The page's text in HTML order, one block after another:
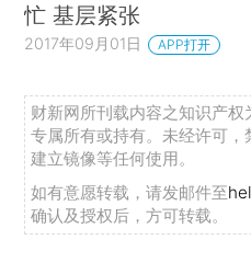
忙 基层紧张
2017年09月01日 APP打开
财新网所刊载内容之知识产
专属所有或持有。未经许可
建立镜像等任何使用。
如有意愿转载，请发邮件至
确认及授权后，方可转载。